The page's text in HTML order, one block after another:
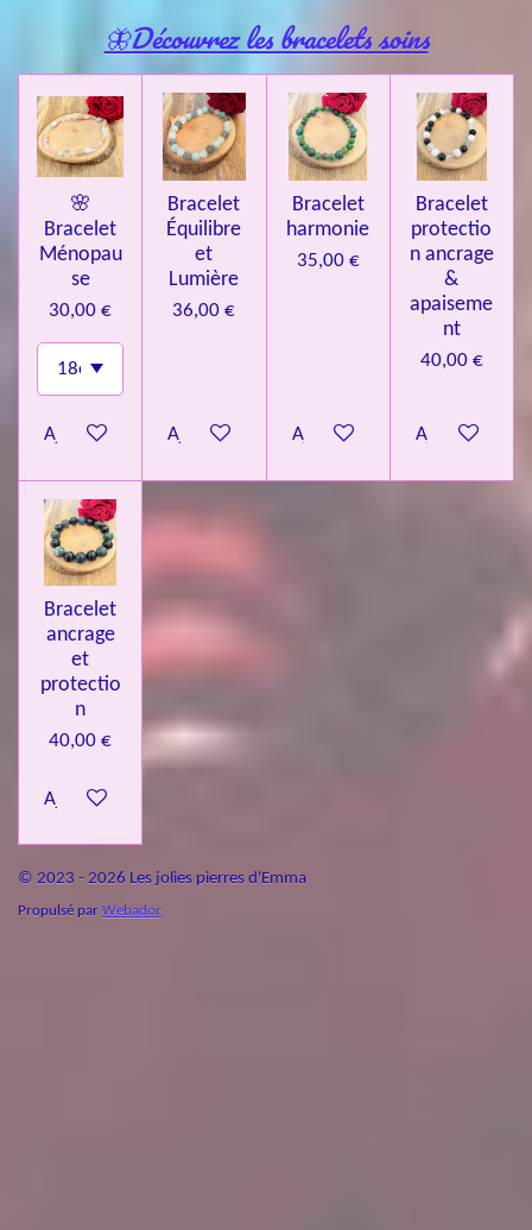
🦋Découvrez les bracelets soins
🌸
Bracelet
Ménopau
se
30,00 €
Ajouter au panier
Bracelet
Équilibre
et
Lumière
36,00 €
Ajouter au panier
Bracelet
harmonie
35,00 €
Ajouter au panier
Bracelet
protectio
n ancrage
&
apaiseme
nt
40,00 €
Ajouter au
Bracelet
ancrage
et
protectio
n
40,00 €
Ajouter au panier
© 2023 - 2026 Les jolies pierres d'Emma
Propulsé par Webador